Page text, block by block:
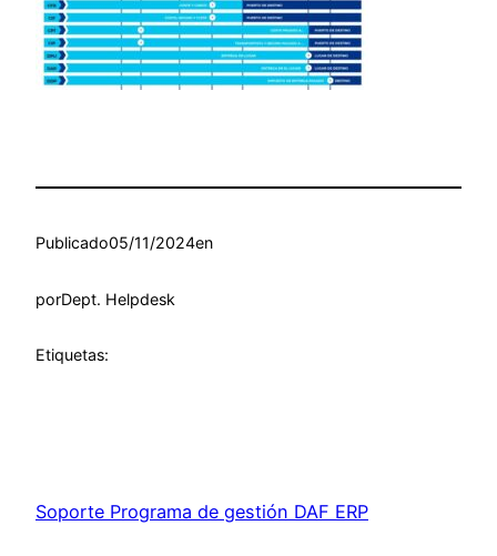
Publicado05/11/2024en
porDept. Helpdesk
Etiquetas:
Soporte Programa de gestión DAF ERP